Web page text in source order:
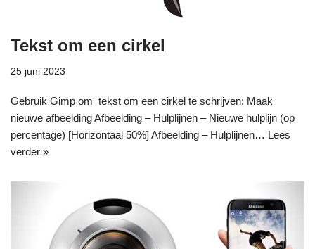
Tekst om een cirkel
25 juni 2023
Gebruik Gimp om tekst om een cirkel te schrijven: Maak
nieuwe afbeelding Afbeelding – Hulplijnen – Nieuwe hulplijn (op
percentage) [Horizontaal 50%] Afbeelding – Hulplijnen… Lees
verder »